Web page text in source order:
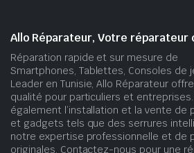
Allo Réparateur, Votre réparateur
Réparation rapide et sur mesure de
Smartphones, Tablettes, Consoles de
Leader en Tunisie, Allo Réparateur
qualité pour particuliers et
également l’installation et la vente de
et gadgets tels que des serrures
notre expertise professionnelle et de
originales. Contactez-nous pour une